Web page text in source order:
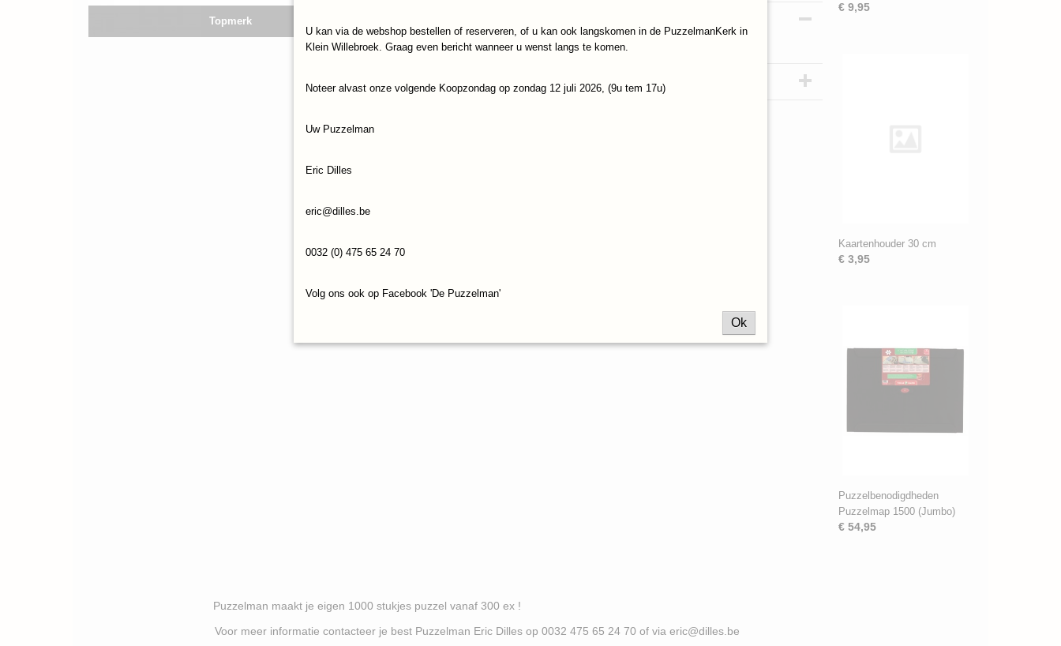
Topmerk
EAN code
8716096002478
50 cm
€ 9,95
Kaartenhouder 30 cm
€ 3,95
Puzzelbenodigdheden
Puzzelmap 1500 (Jumbo)
€ 54,95
Puzzelman maakt je eigen 1000 stukjes puzzel vanaf 300 ex !
Voor meer informatie contacteer je best Puzzelman Eric Dilles op 0032 475 65 24 70 of via eric@dilles.be
U kan via de webshop bestellen of reserveren, of u kan ook langskomen in de PuzzelmanKerk in
Klein Willebroek. Graag even bericht wanneer u wenst langs te komen.
Noteer alvast onze volgende Koopzondag op zondag 12 juli 2026, (9u tem 17u)
Uw Puzzelman
Eric Dilles
eric@dilles.be
0032 (0) 475 65 24 70
Volg ons ook op Facebook 'De Puzzelman'
Ok